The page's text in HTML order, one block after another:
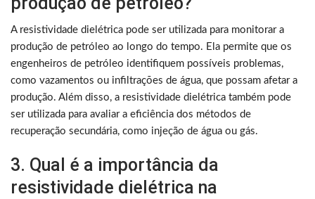
A resistividade dielétrica pode ser utilizada para monitorar a
produção de petróleo ao longo do tempo. Ela permite que os
engenheiros de petróleo identifiquem possíveis problemas,
como vazamentos ou infiltrações de água, que possam afetar a
produção. Além disso, a resistividade dielétrica também pode
ser utilizada para avaliar a eficiência dos métodos de
recuperação secundária, como injeção de água ou gás.
3. Qual é a importância da
resistividade dielétrica na